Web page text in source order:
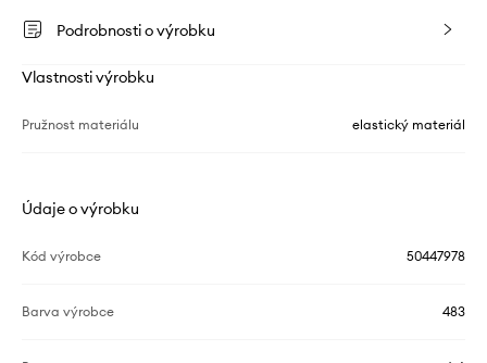
Podrobnosti o výrobku
Vlastnosti výrobku
Pružnost materiálu elastický materiál
Údaje o výrobku
Kód výrobce 50447978
Barva výrobce 483